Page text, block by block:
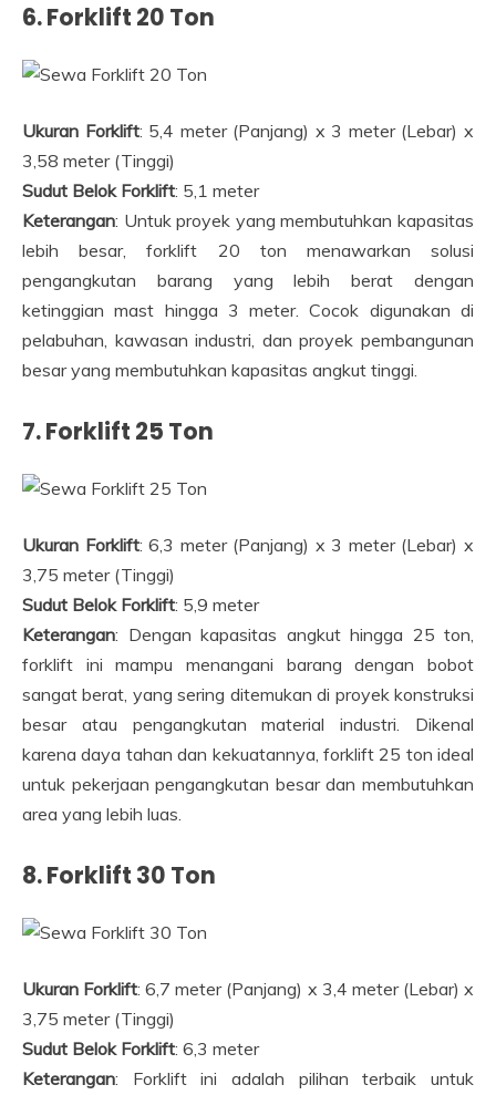
6. Forklift 20 Ton
Ukuran Forklift: 5,4 meter (Panjang) x 3 meter (Lebar) x
3,58 meter (Tinggi)
Sudut Belok Forklift: 5,1 meter
Keterangan: Untuk proyek yang membutuhkan kapasitas
lebih besar, forklift 20 ton menawarkan solusi
pengangkutan barang yang lebih berat dengan
ketinggian mast hingga 3 meter. Cocok digunakan di
pelabuhan, kawasan industri, dan proyek pembangunan
besar yang membutuhkan kapasitas angkut tinggi.
7. Forklift 25 Ton
Ukuran Forklift: 6,3 meter (Panjang) x 3 meter (Lebar) x
3,75 meter (Tinggi)
Sudut Belok Forklift: 5,9 meter
Keterangan: Dengan kapasitas angkut hingga 25 ton,
forklift ini mampu menangani barang dengan bobot
sangat berat, yang sering ditemukan di proyek konstruksi
besar atau pengangkutan material industri. Dikenal
karena daya tahan dan kekuatannya, forklift 25 ton ideal
untuk pekerjaan pengangkutan besar dan membutuhkan
area yang lebih luas.
8. Forklift 30 Ton
Ukuran Forklift: 6,7 meter (Panjang) x 3,4 meter (Lebar) x
3,75 meter (Tinggi)
Sudut Belok Forklift: 6,3 meter
Keterangan: Forklift ini adalah pilihan terbaik untuk